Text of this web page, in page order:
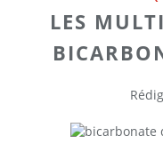
LES